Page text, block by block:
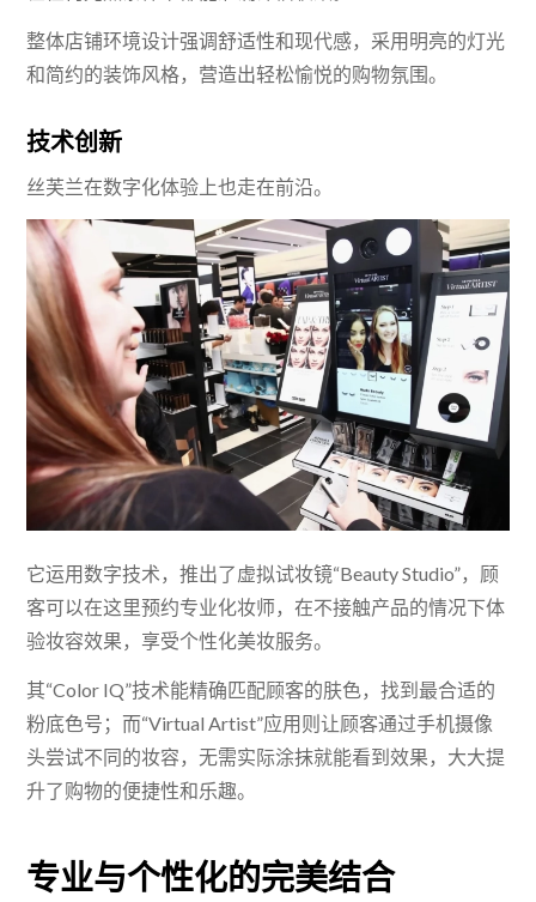
整体店铺环境设计强调舒适性和现代感，采用明亮的灯光
和简约的装饰风格，营造出轻松愉悦的购物氛围。
技术创新
丝芙兰在数字化体验上也走在前沿。
它运用数字技术，推出了虚拟试妆镜“Beauty Studio”，顾
客可以在这里预约专业化妆师，在不接触产品的情况下体
验妆容效果，享受个性化美妆服务。
其“Color IQ”技术能精确匹配顾客的肤色，找到最合适的
粉底色号；而“Virtual Artist”应用则让顾客通过手机摄像
头尝试不同的妆容，无需实际涂抹就能看到效果，大大提
升了购物的便捷性和乐趣。
专业与个性化的完美结合